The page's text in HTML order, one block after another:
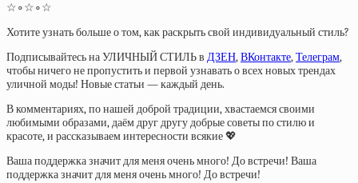
☆∘☆∘☆
Хотите узнать больше о том, как раскрыть свой индивидуальный стиль?
Подписывайтесь на УЛИЧНЫЙ СТИЛЬ в ДЗЕН,ВКонтакте,Телеграм,
чтобы ничего не пропустить и первой узнавать о всех новых трендах
уличной моды! Новые статьи — каждый день.
В комментариях, по нашей доброй традиции, хвастаемся своими
любимыми образами, даём друг другу добрые советы по стилю и
красоте, и рассказываем интересности всякие 💖
Ваша поддержка значит для меня очень много! До встречи! Ваша
поддержка значит для меня очень много! До встречи!